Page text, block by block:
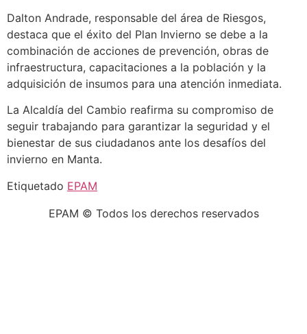
Dalton Andrade, responsable del área de Riesgos,
destaca que el éxito del Plan Invierno se debe a la
combinación de acciones de prevención, obras de
infraestructura, capacitaciones a la población y la
adquisición de insumos para una atención inmediata.
La Alcaldía del Cambio reafirma su compromiso de
seguir trabajando para garantizar la seguridad y el
bienestar de sus ciudadanos ante los desafíos del
invierno en Manta.
Etiquetado EPAM
EPAM © Todos los derechos reservados